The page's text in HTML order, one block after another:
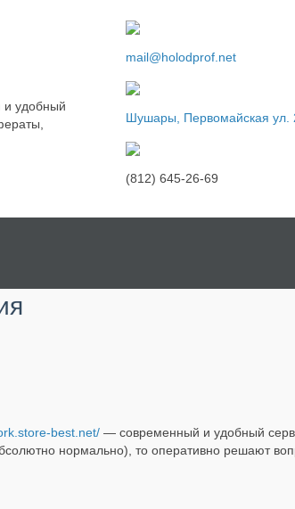
удобный
mail@holodprof.net
Шушары, Первомайская ул.
(812) 645-26-69
best.net/ — современный и удобный
нормально), то оперативно решают